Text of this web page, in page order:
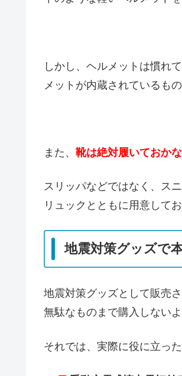
しかし、ヘルメットは慣れ
メットが内蔵されているも
また、 靴は絶対履いておか
スリッパなどではなく、ス
リュックとともに用意して
地震対策グッズで
地震対策グッズとして販売
無駄なものまで購入しない
それでは、実際に役に立っ